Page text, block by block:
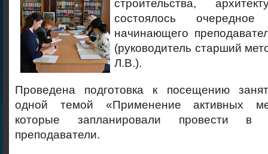
строительства,
состоялось
начинающего
(руководитель старший
Л.В.).
Проведена подготовка к посещению
одной темой «Применение активных
которые запланировали провести в
преподаватели.